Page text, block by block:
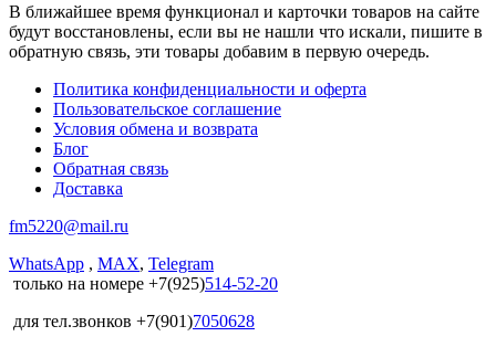
В ближайшее время функционал и карточки товаров на сайте
будут восстановлены, если вы не нашли что искали, пишите в
обратную связь, эти товары добавим в первую очередь.
Политика конфиденциальности и оферта
Пользовательское соглашение
Условия обмена и возврата
Блог
Обратная связь
Доставка
fm5220@mail.ru
WhatsApp , MAX, Telegram
только на номере +7(925)514-52-20
для тел.звонков +7(901)7050628